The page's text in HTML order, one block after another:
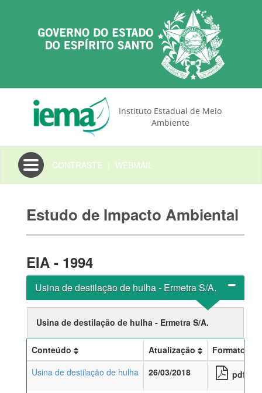
Instituto Estadual de Meio
Ambiente
Toggle
navigation
CONTRASTE | WEBMAIL
Estudo de Impacto Ambiental
EIA - 1994
Usina de destilação de hulha - Ermetra S/A.
Usina de destilação de hulha - Ermetra S/A.
Conteúdo Atualização
Formato
Usina de destilação de hulha
26/03/2018 pdf